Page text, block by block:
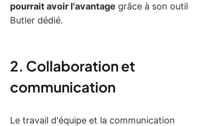
pourrait avoir l'avantage grâce à son outil
Butler dédié.
2. Collaboration et
communication
Le travail d'équipe et la communication